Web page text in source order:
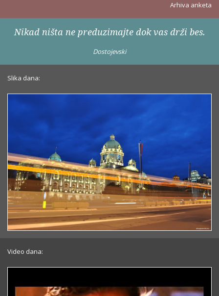
Arhiva anketa
Nikad ništa ne preduzimajte dok vas drži bes.
Dostojevski
Slika dana:
Video dana: